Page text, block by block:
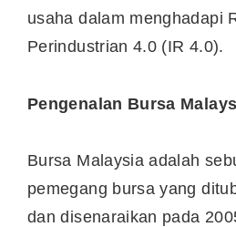
usaha dalam menghadapi
Perindustrian 4.0 (IR 4.0).
Pengenalan Bursa
Bursa Malaysia adalah
pemegang bursa yang
dan disenaraikan pada